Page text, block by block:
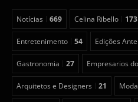
Notícias 669 Celina Ribello 173
Entretenimento 54 Edições
Gastronomia 27 Empresarios
Arquitetos e Designers 21 Moda